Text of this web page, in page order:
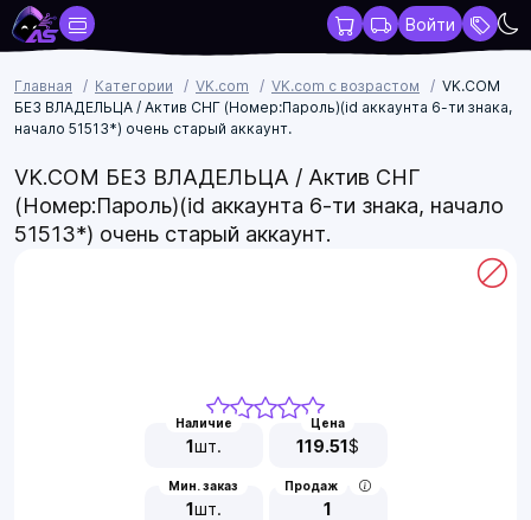
Войти
Главная Категории VK.com VK.com с возрастом
VK.COM
БЕЗ ВЛАДЕЛЬЦА / Актив СНГ (Номер:Пароль)(id аккаунта 6-ти знака,
начало 51513*) очень старый аккаунт.
VK.COM БЕЗ ВЛАДЕЛЬЦА / Актив СНГ
(Номер:Пароль)(id аккаунта 6-ти знака, начало
51513*) очень старый аккаунт.
Наличие
1шт.
Цена
119.51$
Мин. заказ
1шт.
Продаж
1